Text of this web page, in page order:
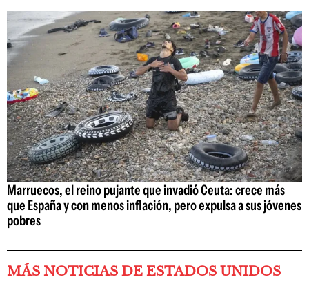
Marruecos, el reino pujante que invadió Ceuta: crece más
que España y con menos inflación, pero expulsa a sus jóvenes
pobres
MÁS NOTICIAS DE ESTADOS UNIDOS